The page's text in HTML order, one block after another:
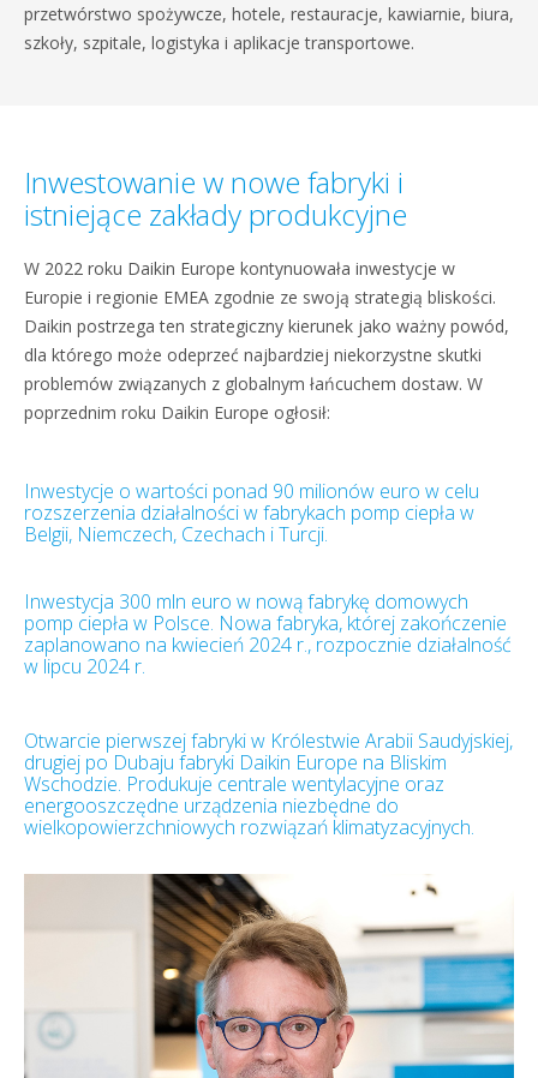
przetwórstwo spożywcze, hotele, restauracje, kawiarnie, biura,
szkoły, szpitale, logistyka i aplikacje transportowe.
Inwestowanie w nowe fabryki i
istniejące zakłady produkcyjne
W 2022 roku Daikin Europe kontynuowała inwestycje w
Europie i regionie EMEA zgodnie ze swoją strategią bliskości.
Daikin postrzega ten strategiczny kierunek jako ważny powód,
dla którego może odeprzeć najbardziej niekorzystne skutki
problemów związanych z globalnym łańcuchem dostaw. W
poprzednim roku Daikin Europe ogłosił:
Inwestycje o wartości ponad 90 milionów euro w celu
rozszerzenia działalności w fabrykach pomp ciepła w
Belgii, Niemczech, Czechach i Turcji.
Inwestycja 300 mln euro w nową fabrykę domowych
pomp ciepła w Polsce. Nowa fabryka, której zakończenie
zaplanowano na kwiecień 2024 r., rozpocznie działalność
w lipcu 2024 r.
Otwarcie pierwszej fabryki w Królestwie Arabii Saudyjskiej,
drugiej po Dubaju fabryki Daikin Europe na Bliskim
Wschodzie. Produkuje centrale wentylacyjne oraz
energooszczędne urządzenia niezbędne do
wielkopowierzchniowych rozwiązań klimatyzacyjnych.